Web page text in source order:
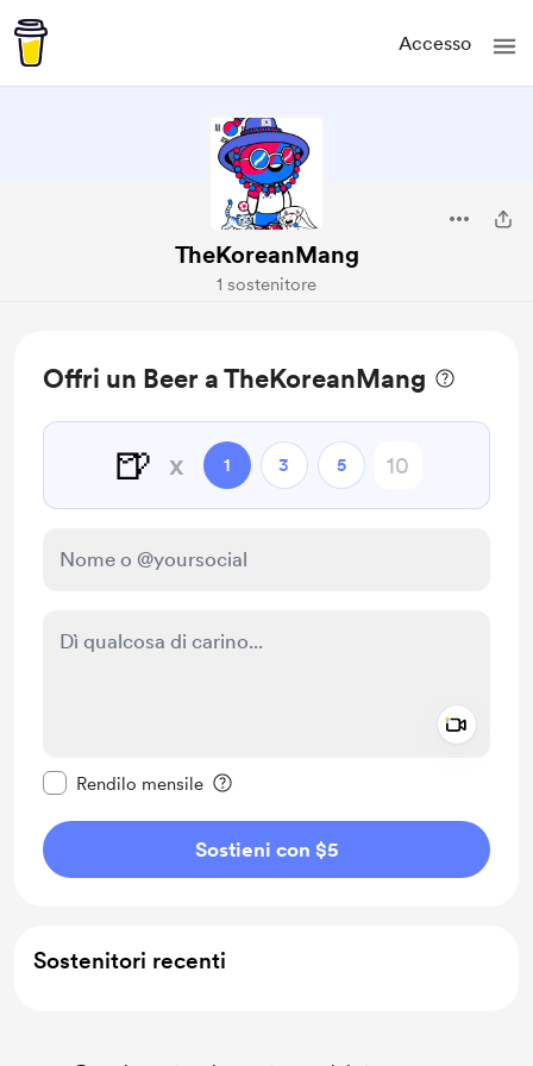
Accesso
TheKoreanMang
1 sostenitore
Offri un Beer a TheKoreanMang
🍺 x 1 3 5
Rendilo mensile
Sostieni con $5
Sostenitori recenti